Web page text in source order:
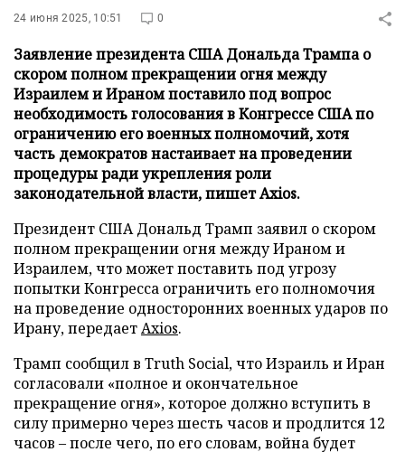
24 июня 2025, 10:51 0
Заявление президента США Дональда Трампа о
скором полном прекращении огня между
Израилем и Ираном поставило под вопрос
необходимость голосования в Конгрессе США по
ограничению его военных полномочий, хотя
часть демократов настаивает на проведении
процедуры ради укрепления роли
законодательной власти, пишет Axios.
Президент США Дональд Трамп заявил о скором
полном прекращении огня между Ираном и
Израилем, что может поставить под угрозу
попытки Конгресса ограничить его полномочия
на проведение односторонних военных ударов по
Ирану, передаетAxios.
Трамп сообщил в Truth Social, что Израиль и Иран
согласовали «полное и окончательное
прекращение огня», которое должно вступить в
силу примерно через шесть часов и продлится 12
часов – после чего, по его словам, война будет